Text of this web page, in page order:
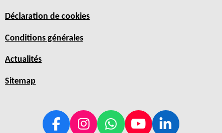
Déclaration de cookies
Conditions générales
Actualités
Sitemap
F
I
W
Y
L